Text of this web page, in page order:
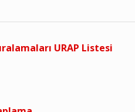
URAP Listesi